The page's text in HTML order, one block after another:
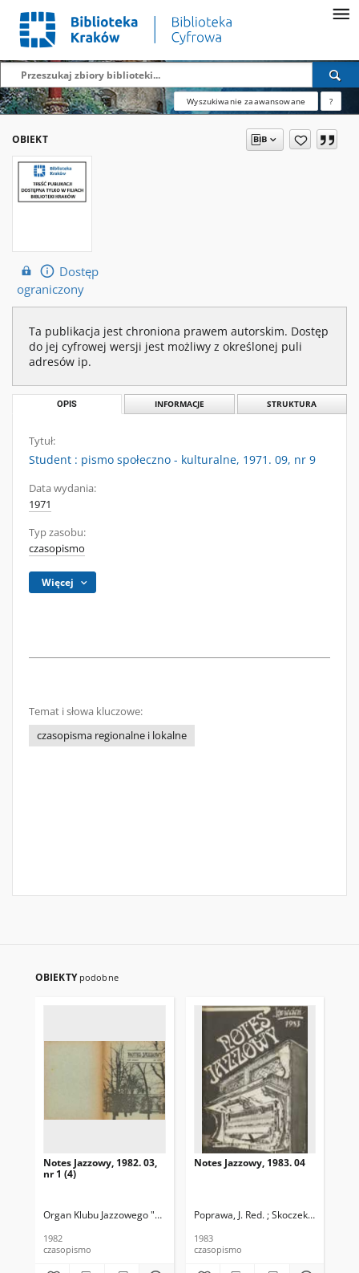
Wyszukiwanie zaawansowane ?
OBIEKT
Dostęp
ograniczony
Ta publikacja jest chroniona prawem autorskim. Dostęp
do jej cyfrowej wersji jest możliwy z określonej puli
adresów ip.
OPIS INFORMACJE STRUKTURA
Tytuł:
Student : pismo społeczno - kulturalne, 1971. 09, nr 9
Data wydania:
1971
Typ zasobu:
czasopismo
Więcej
Temat i słowa kluczowe:
czasopisma regionalne i lokalne
OBIEKTY podobne
Notes Jazzowy, 1982. 03,
nr 1 (4)
Organ Klubu Jazzowego "Rotunda" Skoczek, T. Red.
1982
czasopismo
Notes Jazzowy, 1983. 04
Poprawa, J. Red. ; Skoczek T. Red.
1983
czasopismo